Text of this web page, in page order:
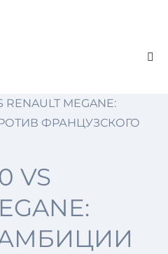
RENAULT MEGANE:
ФРАНЦУЗСКОГО
VS